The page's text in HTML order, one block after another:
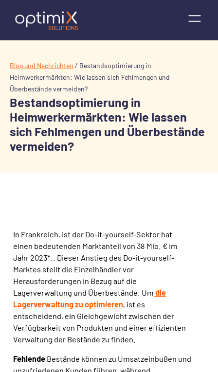
Blog und Nachrichten / Bestandsoptimierung in
Heimwerkermärkten: Wie lassen sich Fehlmengen und
Überbestände vermeiden?
Bestandsoptimierung in
Heimwerkermärkten: Wie lassen
sich Fehlmengen und Überbestände
vermeiden?
In Frankreich, ist der Do-it-yourself-Sektor hat
einen bedeutenden Marktanteil von 38 Mio. € im
Jahr 2023*.
. Dieser Anstieg des Do-it-yourself-
Marktes stellt die Einzelhändler vor
Herausforderungen in Bezug auf die
Lagerverwaltung und Überbestände. Um die
Lagerverwaltung zu optimieren, ist es
entscheidend, ein Gleichgewicht zwischen der
Verfügbarkeit von Produkten und einer effizienten
Verwaltung der Bestände zu finden
Fehlende Bestände können zu Umsatzeinbußen und